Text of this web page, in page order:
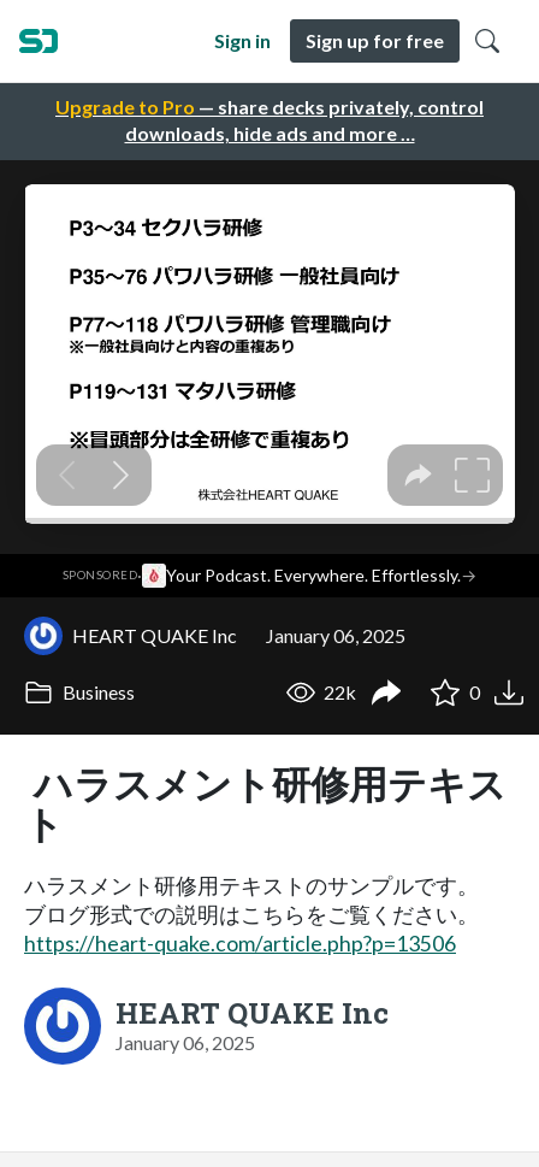
Upgrade to Pro — share decks privately, control
downloads, hide ads and more …
Sign in Sign up for free
SPONSORED· Your Podcast. Everywhere. Effortlessly.→
HEART QUAKE Inc January 06, 2025
Business 22k 0
ハラスメント研修用テキス
ト
ハラスメント研修用テキストのサンプルです。
ブログ形式での説明はこちらをご覧ください。
https://heart-quake.com/article.php?p=13506
HEART QUAKE Inc
January 06, 2025